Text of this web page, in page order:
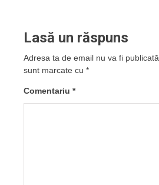
Lasă un răspuns
Adresa ta de email nu va fi publicată.
sunt marcate cu *
Comentariu *